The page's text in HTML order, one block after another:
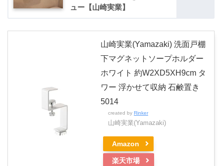
ュー【山崎実業】
山崎実業(Yamazaki) 洗面戸棚
下マグネットソープホルダー
ホワイト 約W2XD5XH9cm タ
ワー 浮かせて収納 石鹸置き
5014
created by Rinker
山崎実業(Yamazaki)
Amazon
楽天市場